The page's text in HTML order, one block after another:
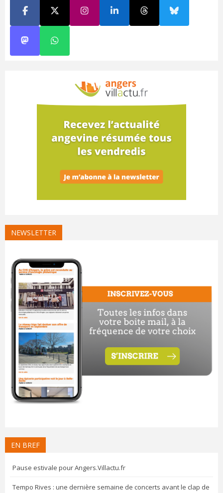
NEWSLETTER
EN BREF
Pause estivale pour Angers.Villactu.fr
Tempo Rives : une dernière semaine de concerts avant le clap de